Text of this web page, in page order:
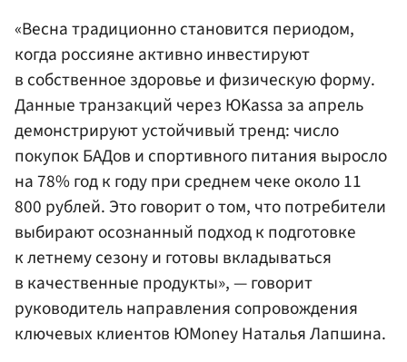
«Весна традиционно становится периодом,
когда россияне активно инвестируют
в собственное здоровье и физическую форму.
Данные транзакций через ЮKassa за апрель
демонстрируют устойчивый тренд: число
покупок БАДов и спортивного питания выросло
на 78% год к году при среднем чеке около 11
800 рублей. Это говорит о том, что потребители
выбирают осознанный подход к подготовке
к летнему сезону и готовы вкладываться
в качественные продукты», — говорит
руководитель направления сопровождения
ключевых клиентов ЮMoney Наталья Лапшина.